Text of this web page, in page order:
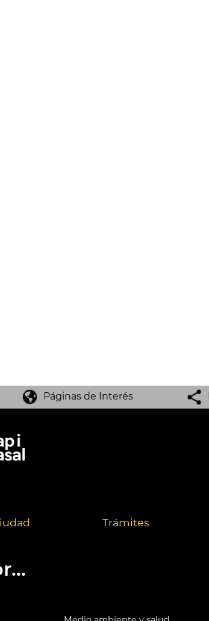
Páginas de Interés
Trámites